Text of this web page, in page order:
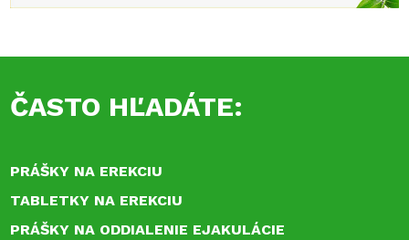
ČASTO HĽADÁTE:
PRÁŠKY NA EREKCIU
TABLETKY NA EREKCIU
PRÁŠKY NA ODDIALENIE EJAKULÁCIE